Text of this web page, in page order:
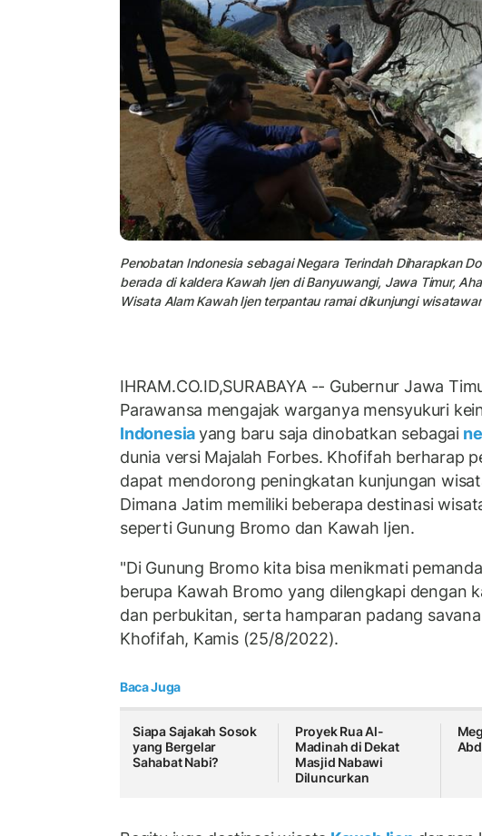
Penobatan Indonesia sebagai Negara Terindah Diharapkan
berada di kaldera Kawah Ijen di Banyuwangi, Jawa Timur,
Wisata Alam Kawah Ijen terpantau ramai dikunjungi
IHRAM.CO.ID,SURABAYA -- Gubernur Jawa
Parawansa mengajak warganya mensyukuri
Indonesiayang baru saja dinobatkan sebagai
dunia versi Majalah Forbes. Khofifah berharap
dapat mendorong peningkatan kunjungan
Dimana Jatim memiliki beberapa destinasi
seperti Gunung Bromo dan Kawah Ijen.
"Di Gunung Bromo kita bisa menikmati
berupa Kawah Bromo yang dilengkapi dengan
dan perbukitan, serta hamparan padang
Khofifah, Kamis (25/8/2022).
Baca Juga
Siapa Sajakah Sosok
yang Bergelar
Sahabat Nabi?
Proyek Rua Al-
Madinah di Dekat
Masjid Nabawi
Diluncurkan